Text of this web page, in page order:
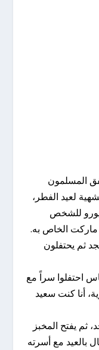
المسلمون
الشهية لعيد الفطر،
يخلاف أن ما يقارب 15 إلى 20 يورو للشخص
ماركت الخاص به.
ثم يحتفلون
احتفلوا سراً مع
أنا كنت سعيد
ثم يفتح المخبز
بالعيد مع أسرته